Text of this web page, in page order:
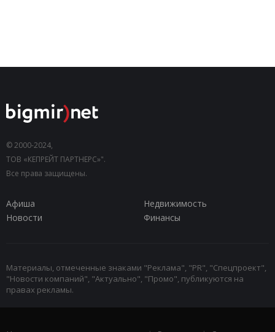
© 2000-2024,
ТОВ «КЕПРЕЙТ ПАРТНЕРС»".
Все права защищены.
Афиша
Недвижимость
Новости
Финансы
Материалы, отмеченные знаками "Реклама", "PR", "Спецпроект",
"Новости компаний", "Актуально", "Промо", публикуются на
правах рекламы.